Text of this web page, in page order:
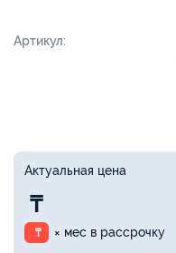
Артикул:
Актуальная цена
₸
₸ × мес в рассрочку